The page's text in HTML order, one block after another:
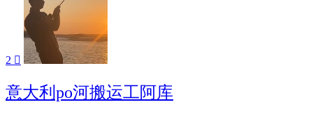
2 
意大利po河搬运工阿库